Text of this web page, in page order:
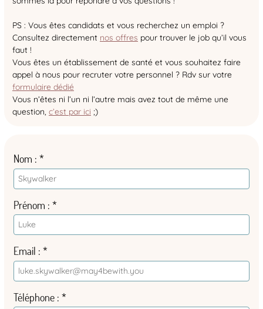
PS : Vous êtes candidats et vous recherchez un emploi ?
Consultez directement nos offres pour trouver le job qu’il vous
faut !
Vous êtes un établissement de santé et vous souhaitez faire
appel à nous pour recruter votre personnel ? Rdv sur votre
formulaire dédié
Vous n’êtes ni l’un ni l’autre mais avez tout de même une
question, c’est par ici ;)
Nom
Prénom
Email
Téléphone